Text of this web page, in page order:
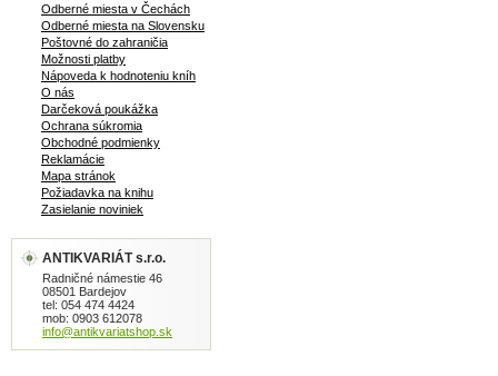
Odberné miesta v Čechách
Odberné miesta na Slovensku
Poštovné do zahraničia
Možnosti platby
Nápoveda k hodnoteniu kníh
O nás
Darčeková poukážka
Ochrana súkromia
Obchodné podmienky
Reklamácie
Mapa stránok
Požiadavka na knihu
Zasielanie noviniek
ANTIKVARIÁT s.r.o.
Radničné námestie 46
08501 Bardejov
tel: 054 474 4424
mob: 0903 612078
info@antikvariatshop.sk